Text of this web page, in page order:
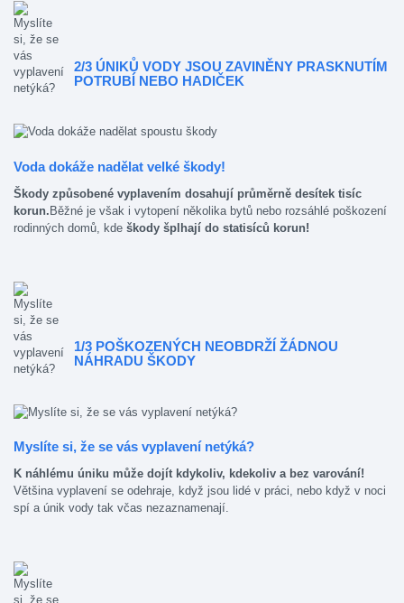
2/3 ÚNIKŮ VODY JSOU ZAVINĚNY PRASKNUTÍM
POTRUBÍ NEBO HADIČEK
Voda dokáže nadělat velké škody!
Škody způsobené vyplavením dosahují průměrně desítek tisíc
korun.Běžné je však i vytopení několika bytů nebo rozsáhlé poškození
rodinných domů, kde škody šplhají do statisíců korun!
1/3 POŠKOZENÝCH NEOBDRŽÍ ŽÁDNOU
NÁHRADU ŠKODY
Myslíte si, že se vás vyplavení netýká?
K náhlému úniku může dojít kdykoliv, kdekoliv a bez varování!
Většina vyplavení se odehraje, když jsou lidé v práci, nebo když v noci
spí a únik vody tak včas nezaznamenají.